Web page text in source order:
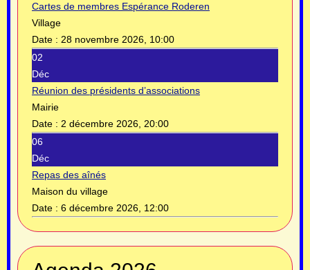
Cartes de membres Espérance Roderen
Village
Date : 28 novembre 2026, 10:00
02
Déc
Réunion des présidents d’associations
Mairie
Date : 2 décembre 2026, 20:00
06
Déc
Repas des aînés
Maison du village
Date : 6 décembre 2026, 12:00
Année